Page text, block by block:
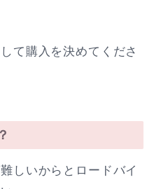
て購入を決めてくださ
しいからとロードバイ